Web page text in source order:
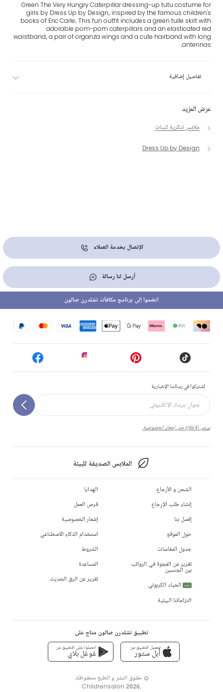
عرض المزيد
ملابس تنكرية للبنات
Dress Up by Design
Green The Very Hungry Caterpillar dressing-up tutu costume for
girls by Dress Up by Design, inspired by the famous children's
books of Eric Carle. This fun outfit includes a green tulle skirt with
adorable pom-pom caterpillars and an elasticated red
waistband, a pair of organza wings and a cute hairband with long
antennas.
تفاصيل إضافية
الإتصال بخدمة العملاء
أرسل لنا رسالة
إشتركوا في رسالتنا الإخبارية
يرجى الاطلاع على إشعار الخصوصية.
الملابس الصديقة للبيئة
انضموا إلى برنامج مكافآت تشلدرن صالون
الشحن و الأرجاع
إنشاء طلب الإرجاع
إتصل بنا
حول الموقع
جدول المقاسات
تقرير عن الفجوة في الرواتب
بين الجنسين
جديد
الحياد الكربوني
التزاماتنا البيئية
الهدايا
فرص العمل
إشعار الخصوصية
استخدام الذكاء الاصطناعي
الشروط
المساعدة
تقرير عن الرق الحديث
تطبيق تشلدرن صالون متاح على
تحميل التطبيق من
أبل ستور
احصلوا على التطبيق من
غوغل بلاي
© حقوق النشر و الطبع محفوظة،
,
Childrensalon 2026